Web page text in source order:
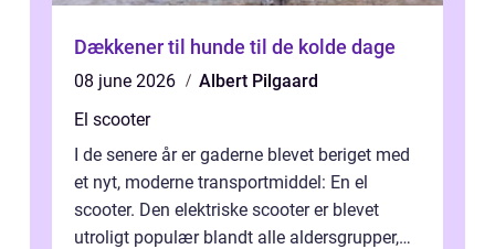
Dækkener til hunde til de kolde dage
08 june 2026
Albert Pilgaard
El scooter
I de senere år er gaderne blevet beriget med
et nyt, moderne transportmiddel: En el
scooter. Den elektriske scooter er blevet
utroligt populær blandt alle aldersgrupper,